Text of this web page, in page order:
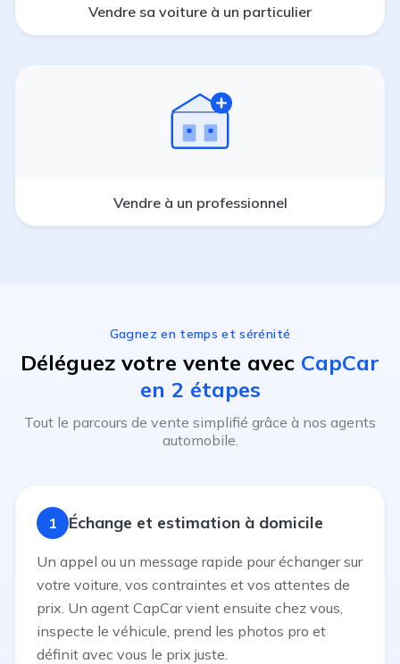
Vendre sa voiture à un particulier
Vendre à un professionnel
Gagnez en temps et sérénité
Déléguez votre vente avec CapCar
en 2 étapes
Tout le parcours de vente simplifié grâce à nos agents
automobile.
1 Échange et estimation à domicile
Un appel ou un message rapide pour échanger sur
votre voiture, vos contraintes et vos attentes de
prix. Un agent CapCar vient ensuite chez vous,
inspecte le véhicule, prend les photos pro et
définit avec vous le prix juste.